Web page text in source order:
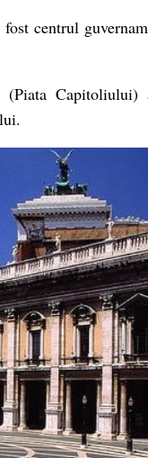
centrul
(Piata Capitoliului)